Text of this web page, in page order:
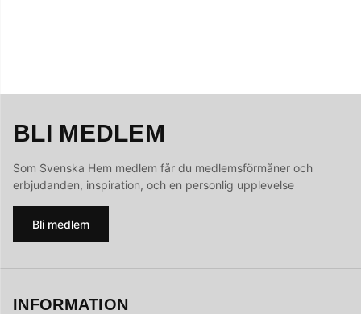
BLI MEDLEM
Som Svenska Hem medlem får du medlemsförmåner och
erbjudanden, inspiration, och en personlig upplevelse
Bli medlem
INFORMATION